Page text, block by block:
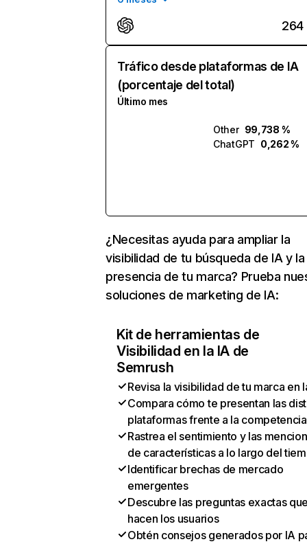
264
Tráfico desde plataformas de IA
(porcentaje del total)
Último mes
Other 99,738 %
ChatGPT 0,262 %
¿Necesitas ayuda para ampliar la
visibilidad de tu búsqueda de IA y la
presencia de tu marca? Prueba
soluciones de marketing de IA:
Kit de herramientas de
Visibilidad en la IA de
Semrush
Revisa la visibilidad de tu marca en
Compara cómo te presentan las
plataformas frente a la competencia
Rastrea el sentimiento y las
de características a lo largo del
Identificar brechas de mercado
emergentes
Descubre las preguntas exactas
hacen los usuarios
Obtén consejos generados por IA